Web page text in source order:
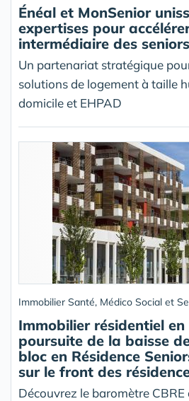
Énéal et MonSenior
expertises pour
intermédiaire des seniors
Un partenariat stratégique
solutions de logement à taille
domicile et EHPAD
Immobilier Santé, Médico Social et
Immobilier résidentiel en
poursuite de la baisse
bloc en Résidence
sur le front des
Découvrez le baromètre